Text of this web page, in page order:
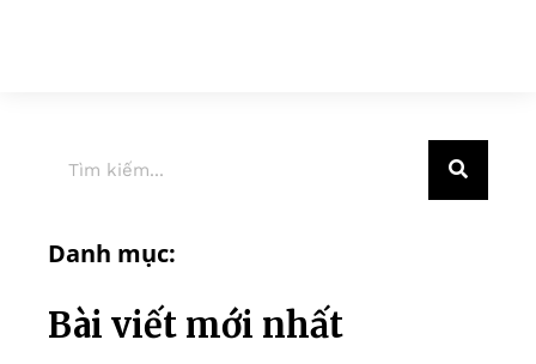
Danh mục:
Bài viết mới nhất